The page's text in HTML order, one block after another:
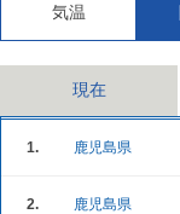
気温
現在
1. 鹿児島県
2. 鹿児島県